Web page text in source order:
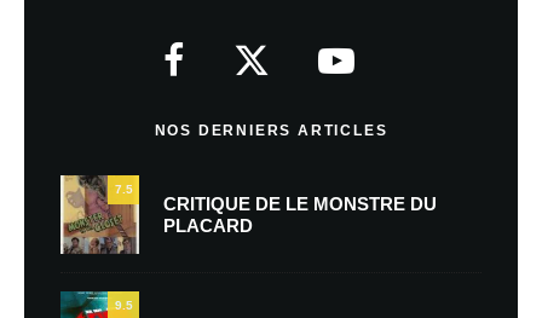
NOS DERNIERS ARTICLES
7.5
CRITIQUE DE LE MONSTRE DU
PLACARD
9.5